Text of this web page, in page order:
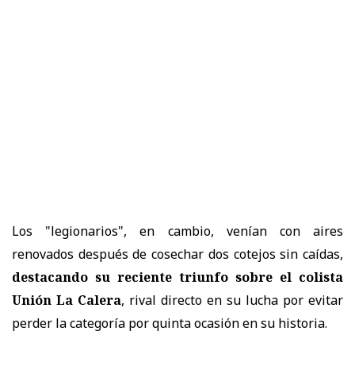
Los "legionarios", en cambio, venían con aires
renovados después de cosechar dos cotejos sin caídas,
destacando su reciente triunfo sobre el colista
Unión La Calera, rival directo en su lucha por evitar
perder la categoría por quinta ocasión en su historia.